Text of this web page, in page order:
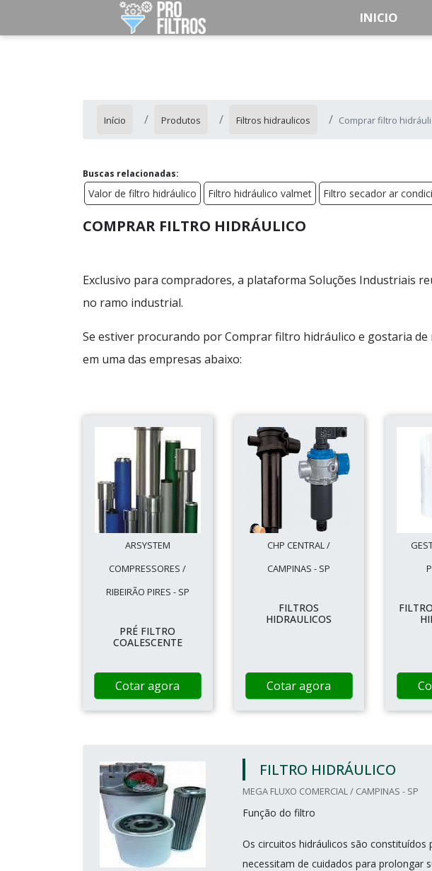
INICIO
Início Produtos Filtros hidraulicos Comprar filtro
Buscas relacionadas:
Valor de filtro hidráulico Filtro hidráulico valmet Filtro secador ar
COMPRAR FILTRO HIDRÁULICO
Exclusivo para compradores, a plataforma Soluções Industriais
no ramo industrial.
Se estiver procurando por Comprar filtro hidráulico e gostaria
em uma das empresas abaixo:
ARSYSTEM
COMPRESSORES /
RIBEIRÃO PIRES - SP
PRÉ FILTRO
COALESCENTE
Cotar agora
CHP CENTRAL /
CAMPINAS - SP
FILTROS
HIDRAULICOS
Cotar agora
FILTRO HIDRÁULICO
MEGA FLUXO COMERCIAL / CAMPINAS - SP
Função do filtro
Os circuitos hidráulicos são
necessitam de cuidados para prolongar